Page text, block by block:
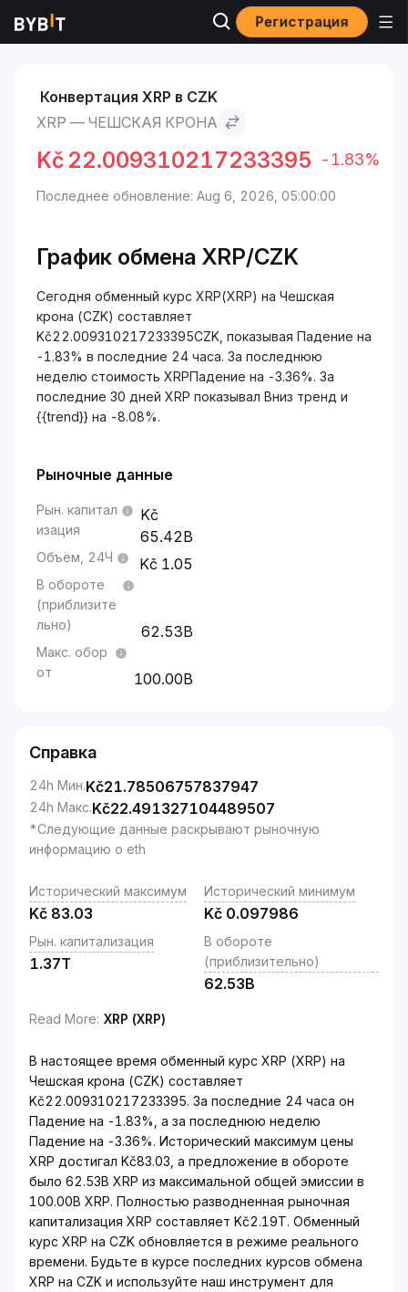
Регистрация
Рынки XRP to Чешская крона
Конвертация XRP в CZK
XRP — ЧЕШСКАЯ КРОНА
Kč 22.009310217233395 -1.83%
Последнее обновление: Aug 6, 2026, 05:00:00
График обмена XRP/CZK
Сегодня обменный курс XRP(XRP) на Чешская
крона (CZK) составляет
Kč22.009310217233395CZK, показывая Падение на
-1.83% в последние 24 часа. За последнюю
неделю стоимость XRPПадение на -3.36%. За
последние 30 дней XRP показывал Вниз тренд и
{{trend}} на -8.08%.
Рыночные данные
Рын. капитал
изация
65.42B
Объём, 24Ч 1.05
В обороте
(приблизите
льно)
62.53B
Макс. обор
от
100.00B
Справка
24h Мин.Kč21.78506757837947
24h Макс.Kč22.491327104489507
*Следующие данные раскрывают рыночную
информацию о eth
Исторический максимум
Kč 83.03
Исторический минимум
Kč 0.097986
Рын. капитализация
1.37T
В обороте
(приблизительно)
62.53B
Read More: XRP (XRP)
В настоящее время обменный курс XRP (XRP) на
Чешская крона (CZK) составляет
Kč22.009310217233395. За последние 24 часа он
Падение на -1.83%, а за последнюю неделю
Падение на -3.36%. Исторический максимум цены
XRP достигал Kč83.03, а предложение в обороте
было 62.53B XRP из максимальной общей эмиссии в
100.00B XRP. Полностью разводненная рыночная
капитализация XRP составляет Kč2.19T. Обменный
курс XRP на CZK обновляется в режиме реального
времени. Будьте в курсе последних курсов обмена
XRP на CZK и используйте наш инструмент для